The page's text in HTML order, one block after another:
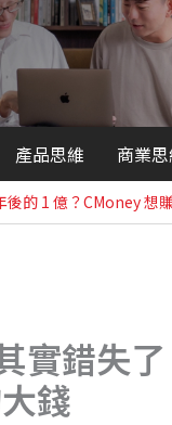
產品思維 商業
的 1 億？CMoney 想
實錯失了
錢